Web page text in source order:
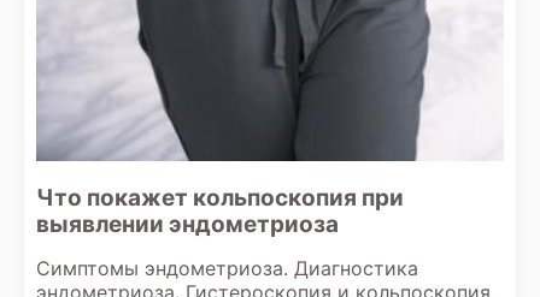
Что покажет кольпоскопия при
выявлении эндометриоза
Симптомы эндометриоза. Диагностика